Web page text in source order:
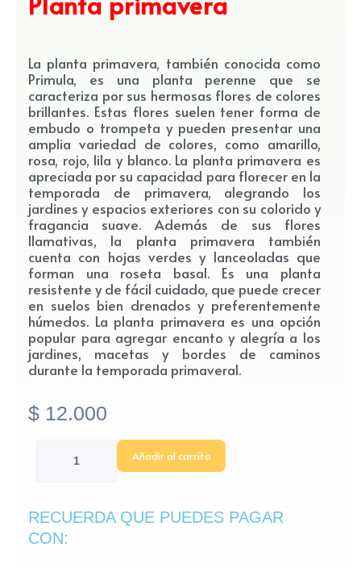
La planta primavera, también conocida como
Primula, es una planta perenne que se
caracteriza por sus hermosas flores de colores
brillantes. Estas flores suelen tener forma de
embudo o trompeta y pueden presentar una
amplia variedad de colores, como amarillo,
rosa, rojo, lila y blanco. La planta primavera es
apreciada por su capacidad para florecer en la
temporada de primavera, alegrando los
jardines y espacios exteriores con su colorido y
fragancia suave. Además de sus flores
llamativas, la planta primavera también
cuenta con hojas verdes y lanceoladas que
forman una roseta basal. Es una planta
resistente y de fácil cuidado, que puede crecer
en suelos bien drenados y preferentemente
húmedos. La planta primavera es una opción
popular para agregar encanto y alegría a los
jardines, macetas y bordes de caminos
durante la temporada primaveral.
$ 12.000
Añadir al carrito
RECUERDA QUE PUEDES PAGAR
CON: